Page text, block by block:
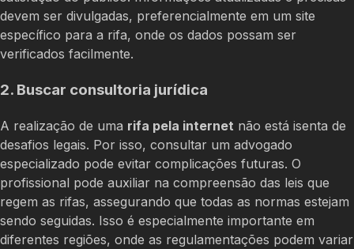
devem ser divulgadas, preferencialmente em um site
específico para a rifa, onde os dados possam ser
verificados facilmente.
2. Buscar consultoria jurídica
A realização de uma rifa pela internet não está isenta de
desafios legais. Por isso, consultar um advogado
especializado pode evitar complicações futuras. O
profissional pode auxiliar na compreensão das leis que
regem as rifas, assegurando que todas as normas estejam
sendo seguidas. Isso é especialmente importante em
diferentes regiões, onde as regulamentações podem variar